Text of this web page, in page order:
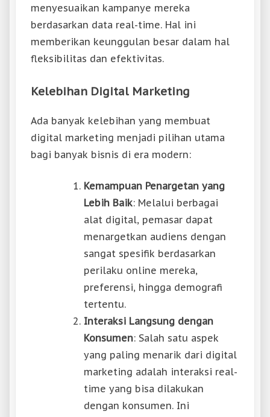
menyesuaikan kampanye mereka
berdasarkan data real-time. Hal ini
memberikan keunggulan besar dalam hal
fleksibilitas dan efektivitas.
Kelebihan Digital Marketing
Ada banyak kelebihan yang membuat
digital marketing menjadi pilihan utama
bagi banyak bisnis di era modern:
Kemampuan Penargetan yang
Lebih Baik: Melalui berbagai
alat digital, pemasar dapat
menargetkan audiens dengan
sangat spesifik berdasarkan
perilaku online mereka,
preferensi, hingga demografi
tertentu.
Interaksi Langsung dengan
Konsumen: Salah satu aspek
yang paling menarik dari digital
marketing adalah interaksi real-
time yang bisa dilakukan
dengan konsumen. Ini